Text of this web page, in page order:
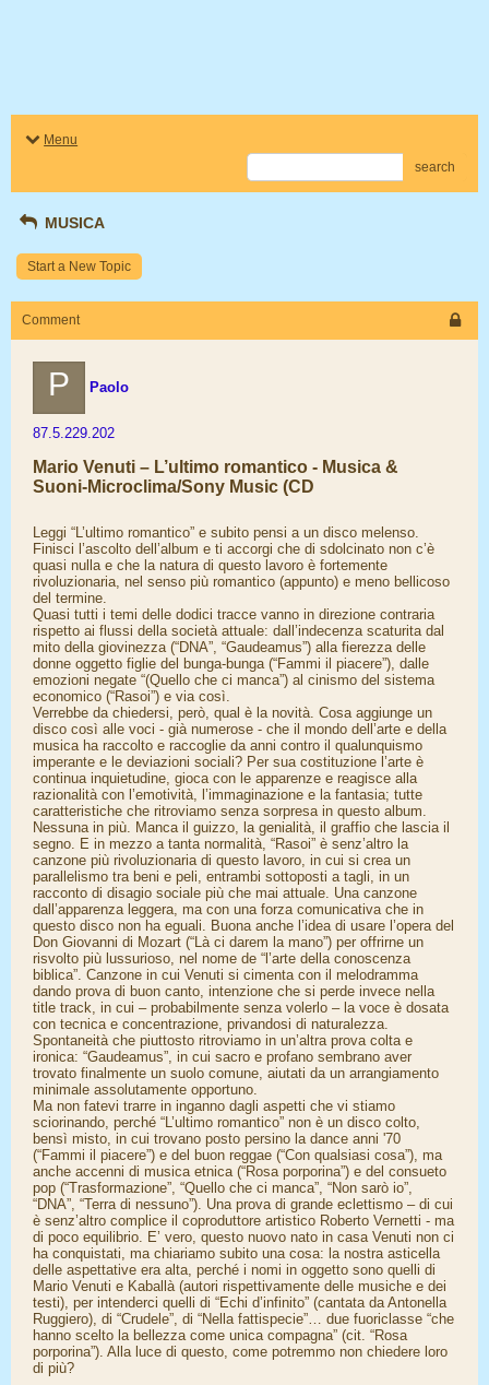
Menu
search
MUSICA
Start a New Topic
Comment
P Paolo
87.5.229.202
Mario Venuti – L’ultimo romantico - Musica &
Suoni-Microclima/Sony Music (CD
Leggi “L’ultimo romantico” e subito pensi a un disco melenso.
Finisci l’ascolto dell’album e ti accorgi che di sdolcinato non c’è
quasi nulla e che la natura di questo lavoro è fortemente
rivoluzionaria, nel senso più romantico (appunto) e meno bellicoso
del termine.
Quasi tutti i temi delle dodici tracce vanno in direzione contraria
rispetto ai flussi della società attuale: dall’indecenza scaturita dal
mito della giovinezza (“DNA”, “Gaudeamus”) alla fierezza delle
donne oggetto figlie del bunga-bunga (“Fammi il piacere”), dalle
emozioni negate “(Quello che ci manca”) al cinismo del sistema
economico (“Rasoi”) e via così.
Verrebbe da chiedersi, però, qual è la novità. Cosa aggiunge un
disco così alle voci - già numerose - che il mondo dell’arte e della
musica ha raccolto e raccoglie da anni contro il qualunquismo
imperante e le deviazioni sociali? Per sua costituzione l’arte è
continua inquietudine, gioca con le apparenze e reagisce alla
razionalità con l’emotività, l’immaginazione e la fantasia; tutte
caratteristiche che ritroviamo senza sorpresa in questo album.
Nessuna in più. Manca il guizzo, la genialità, il graffio che lascia il
segno. E in mezzo a tanta normalità, “Rasoi” è senz’altro la
canzone più rivoluzionaria di questo lavoro, in cui si crea un
parallelismo tra beni e peli, entrambi sottoposti a tagli, in un
racconto di disagio sociale più che mai attuale. Una canzone
dall’apparenza leggera, ma con una forza comunicativa che in
questo disco non ha eguali. Buona anche l’idea di usare l’opera del
Don Giovanni di Mozart (“Là ci darem la mano”) per offrirne un
risvolto più lussurioso, nel nome de “l’arte della conoscenza
biblica”. Canzone in cui Venuti si cimenta con il melodramma
dando prova di buon canto, intenzione che si perde invece nella
title track, in cui – probabilmente senza volerlo – la voce è dosata
con tecnica e concentrazione, privandosi di naturalezza.
Spontaneità che piuttosto ritroviamo in un’altra prova colta e
ironica: “Gaudeamus”, in cui sacro e profano sembrano aver
trovato finalmente un suolo comune, aiutati da un arrangiamento
minimale assolutamente opportuno.
Ma non fatevi trarre in inganno dagli aspetti che vi stiamo
sciorinando, perché “L’ultimo romantico” non è un disco colto,
bensì misto, in cui trovano posto persino la dance anni '70
(“Fammi il piacere”) e del buon reggae (“Con qualsiasi cosa”), ma
anche accenni di musica etnica (“Rosa porporina”) e del consueto
pop (“Trasformazione”, “Quello che ci manca”, “Non sarò io”,
“DNA”, “Terra di nessuno”). Una prova di grande eclettismo – di cui
è senz’altro complice il coproduttore artistico Roberto Vernetti - ma
di poco equilibrio. E’ vero, questo nuovo nato in casa Venuti non ci
ha conquistati, ma chiariamo subito una cosa: la nostra asticella
delle aspettative era alta, perché i nomi in oggetto sono quelli di
Mario Venuti e Kaballà (autori rispettivamente delle musiche e dei
testi), per intenderci quelli di “Echi d’infinito” (cantata da Antonella
Ruggiero), di “Crudele”, di “Nella fattispecie”… due fuoriclasse “che
hanno scelto la bellezza come unica compagna” (cit. “Rosa
porporina”). Alla luce di questo, come potremmo non chiedere loro
di più?